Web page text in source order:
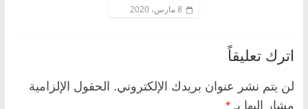
8 مارس، 2020
اترك تعليقاً
لن يتم نشر عنوان بريدك الإلكتروني. الحقول الإلزامية
مشار إليها بـ *